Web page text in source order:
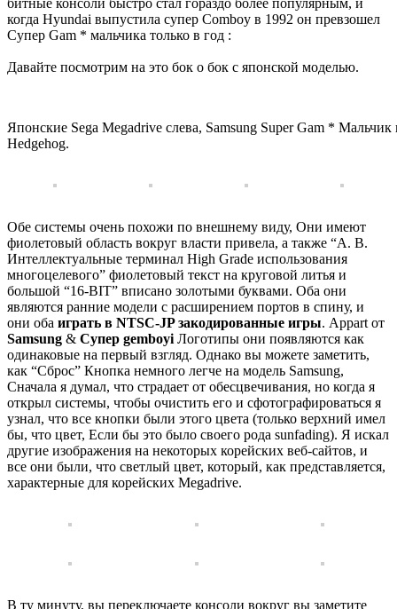
битные консоли быстро стал гораздо более популярным, и
когда Hyundai выпустила супер Comboy в 1992 он превзошел
Супер Gam * мальчика только в год :
Давайте посмотрим на это бок о бок с японской моделью.
Японские Sega Megadrive слева, Samsung Super Gam *
Hedgehog.
Обе системы очень похожи по внешнему виду, Они имеют
фиолетовый область вокруг власти привела, а также “А. В.
Интеллектуальные терминал High Grade использования
многоцелевого” фиолетовый текст на круговой литья и
большой “16-BIT” вписано золотыми буквами. Оба они
являются ранние модели с расширением портов в спину, и
они оба играть в NTSC-JP закодированные игры. Appart от
Samsung & Супер gemboyi Логотипы они появляются как
одинаковые на первый взгляд. Однако вы можете заметить,
как “Сброс” Кнопка немного легче на модель Samsung,
Сначала я думал, что страдает от обесцвечивания, но когда я
открыл системы, чтобы очистить его и сфотографироваться я
узнал, что все кнопки были этого цвета (только верхний имел
бы, что цвет, Если бы это было своего рода sunfading). Я искал
другие изображения на некоторых корейских веб-сайтов, и
все они были, что светлый цвет, который, как представляется,
характерные для корейских Megadrive.
В ту минуту, вы переключаете консоли вокруг вы заметите